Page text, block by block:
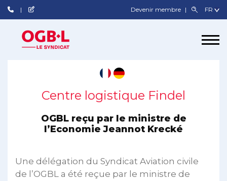
Devenir membre
Centre logistique Findel
OGBL reçu par le ministre de
l’Economie Jeannot Krecké
Une délégation du Syndicat Aviation civile
de l’OGBL a été reçue par le ministre de